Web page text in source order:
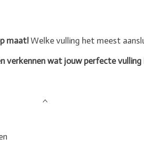
maat!Welke vulling het meest
verkennen wat jouw perfecte vulling